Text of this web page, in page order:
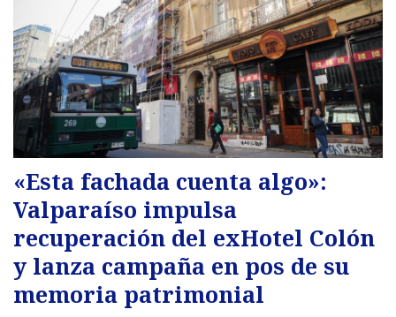
«Esta fachada cuenta algo»:
Valparaíso impulsa
recuperación del exHotel Colón
y lanza campaña en pos de su
memoria patrimonial